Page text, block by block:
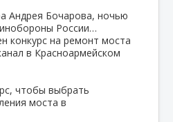
Андрея Бочарова, ночью
России…
конкурс на ремонт моста
в Красноармейском
чтобы выбрать
моста в